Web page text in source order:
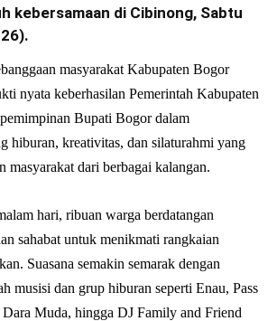
kebersamaan di Cibinong, Sabtu
masyarakat Kabupaten Bogor
nyata keberhasilan Pemerintah Kabupaten
Bupati Bogor dalam
hiburan, kreativitas, dan silaturahmi yang
masyarakat dari berbagai kalangan.
hari, ribuan warga berdatangan
sahabat untuk menikmati rangkaian
Suasana semakin semarak dengan
musisi dan grup hiburan seperti Enau, Pass
Muda, hingga DJ Family and Friend